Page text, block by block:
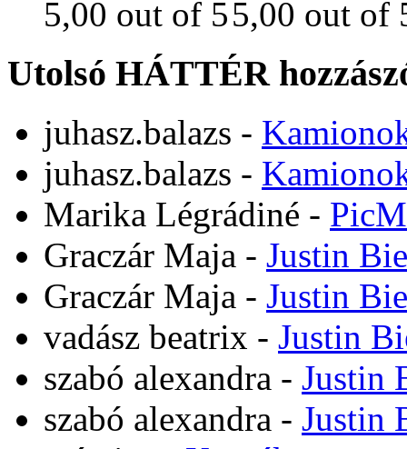
Utolsó HÁTTÉR
juhasz.balazs -
juhasz.balazs -
Marika Légrádiné -
Graczár Maja - Justin
Graczár Maja - Justin
vadász beatrix - Justin
szabó alexandra - Justin
szabó alexandra - Justin